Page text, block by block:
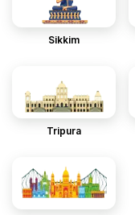
Sikkim
Tripura